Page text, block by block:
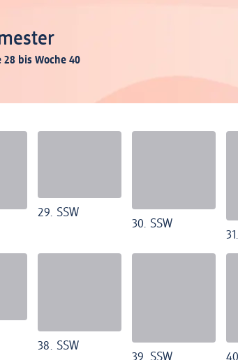
28 bis Woche 40
29. SSW
30. SSW
38. SSW
39. SSW